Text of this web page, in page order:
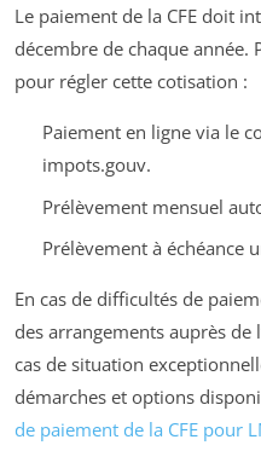
Le paiement de la CFE doit
décembre de chaque
pour régler cette cotisation :
Paiement en ligne via le
impots.gouv.
Prélèvement mensuel
Prélèvement à échéance
En cas de difficultés de
des arrangements auprès
cas de situation
démarches et options
de paiement de la CFE pour